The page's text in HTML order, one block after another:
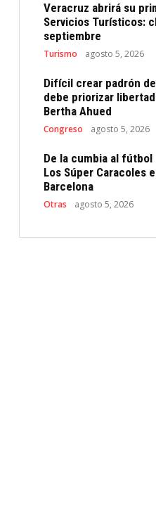
Veracruz abrirá su
Servicios Turísticos:
septiembre
Turismo agosto 5, 2026
Difícil crear padrón
debe priorizar
Bertha Ahued
Congreso agosto 5, 2026
De la cumbia al
Los Súper Caracoles
Barcelona
Otras agosto 5, 2026